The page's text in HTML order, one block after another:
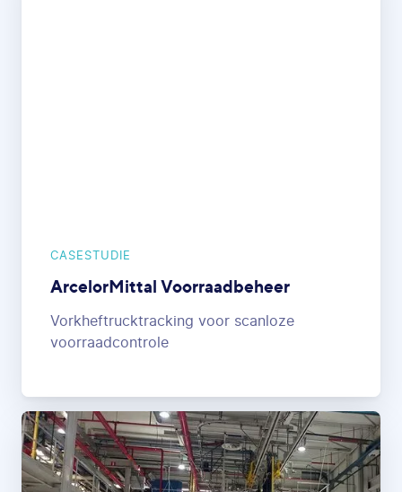
CASESTUDIE
ArcelorMittal Voorraadbeheer
Vorkheftrucktracking voor scanloze
voorraadcontrole